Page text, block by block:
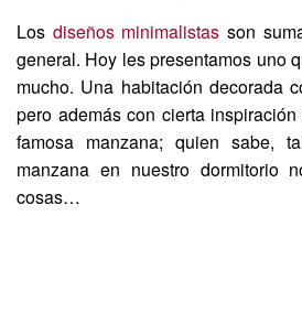
Los diseños minimalistas son
general. Hoy les presentamos uno
mucho. Una habitación decorada
pero además con cierta
famosa manzana; quien sabe,
manzana en nuestro dormitorio
cosas…